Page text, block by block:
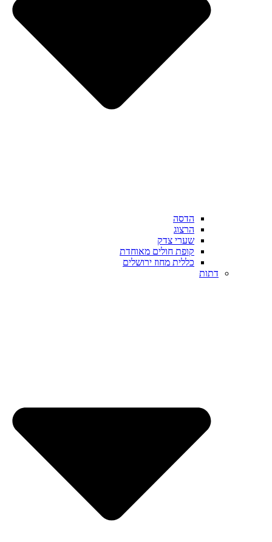
הדסה
הרצוג
שערי צדק
קופת חולים מאוחדת
כללית מחוז ירושלים
דתות